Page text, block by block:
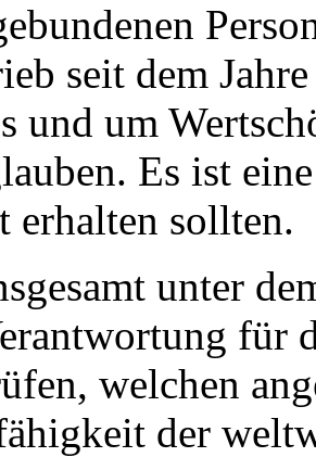
seit dem
und um
Es ist
erhalten sollten.
unter
für
welchen
der